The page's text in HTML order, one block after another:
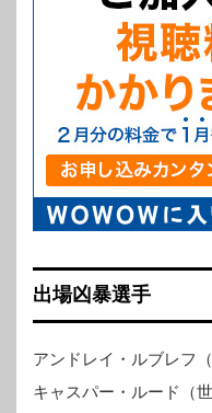
出場凶暴選手
アンドレイ・ルブレフ
キャスパー・ルード（